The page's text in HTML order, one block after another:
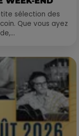
sélection des
Que vous ayez